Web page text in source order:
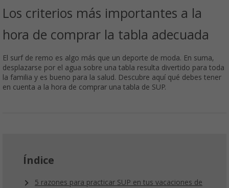
Los criterios más importantes a la
hora de comprar la tabla adecuada
El surf de remo es algo más que un deporte de moda. En suma,
desplazarse por el agua sobre una tabla resulta divertido para toda
la familia y es bueno para la salud. Descubre aquí qué debes tener
en cuenta a la hora de comprar una tabla de SUP.
Índice
5 razones para practicar SUP en tus vacaciones de